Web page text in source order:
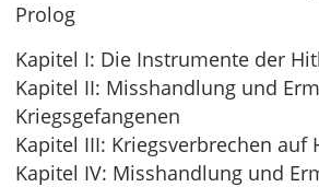
Prolog
Kapitel I: Die Instrumente der
Kapitel II: Misshandlung und
Kriegsgefangenen
Kapitel III: Kriegsverbrechen auf
Kapitel IV: Misshandlung und